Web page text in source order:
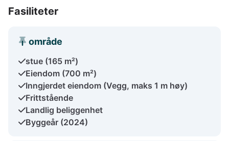
Fasiliteter
område
stue (165 m²)
Eiendom (700 m²)
Inngjerdet eiendom (Vegg, maks 1 m høy)
Frittstående
Landlig beliggenhet
Byggeår (2024)